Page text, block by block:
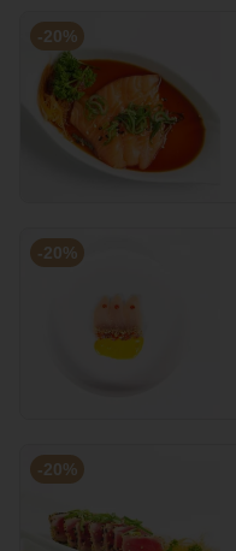
-20%
-20%
-20%